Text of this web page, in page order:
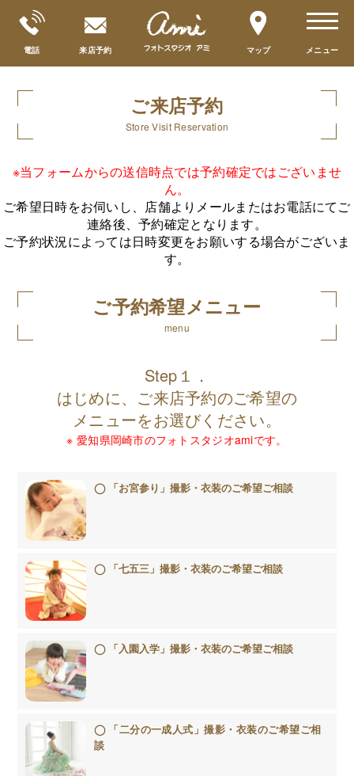
ご来店予約
Store Visit Reservation
※当フォームからの送信時点では予約確定ではございませ
ん。
ご希望日時をお伺いし、店舗よりメールまたはお電話にてご
連絡後、予約確定となります。
ご予約状況によっては日時変更をお願いする場合がございま
す。
ご予約希望メニュー
menu
Step１．
はじめに、ご来店予約のご希望の
メニューをお選びください。
※ 愛知県岡崎市のフォトスタジオamiです。
「お宮参り」撮影・衣装のご希望ご相談
「七五三」撮影・衣装のご希望ご相談
「入園入学」撮影・衣装のご希望ご相談
「二分の一成人式」撮影・衣装のご希望ご相
談
toggle
電話 来店予約 マップ メニュー